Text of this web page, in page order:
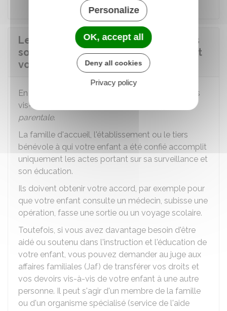
Les droits et obligations des parents
sont-ils transférés lors du placement
volontaire d'un enfant ?
En principe, vous conservez vos droits et devoirs
vis-à-vis de votre enfant. On parle
parentale.
La famille d'accueil, l'établissement ou le tiers
bénévole à qui votre enfant a été confié accomplit
uniquement les actes portant sur sa surveillance et
son éducation.
Ils doivent obtenir votre accord, par exemple pour
que votre enfant consulte un médecin, subisse une
opération, fasse une sortie ou un voyage scolaire.
Toutefois, si vous avez davantage besoin d'être
aidé ou soutenu dans l'instruction et l'éducation de
votre enfant, vous pouvez demander au juge aux
affaires familiales (Jaf) de transférer vos droits et
vos devoirs vis-à-vis de votre enfant à une autre
personne. Il peut s'agir d'un membre de la famille
ou d'un organisme spécialisé (service de l'aide
Personalize
OK, accept all
Deny all cookies
Privacy policy